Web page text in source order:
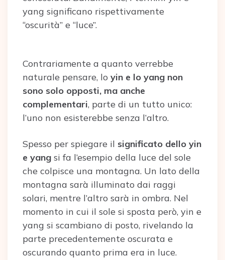
yang significano rispettivamente
“oscurità” e “luce”.
Contrariamente a quanto verrebbe
naturale pensare, lo yin e lo yang non
sono solo opposti, ma anche
complementari, parte di un tutto unico:
l’uno non esisterebbe senza l’altro.
Spesso per spiegare il significato dello yin
e yang si fa l’esempio della luce del sole
che colpisce una montagna. Un lato della
montagna sarà illuminato dai raggi
solari, mentre l’altro sarà in ombra. Nel
momento in cui il sole si sposta però, yin e
yang si scambiano di posto, rivelando la
parte precedentemente oscurata e
oscurando quanto prima era in luce.